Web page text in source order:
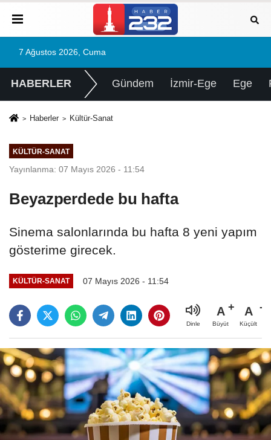
7 Ağustos 2026, Cuma
HABERLER Gündem İzmir-Ege Ege
Haberler Kültür-Sanat
KÜLTÜR-SANAT
Yayınlanma: 07 Mayıs 2026 - 11:54
Beyazperdede bu hafta
Sinema salonlarında bu hafta 8 yeni yapım
gösterime girecek.
KÜLTÜR-SANAT 07 Mayıs 2026 - 11:54
Dinle
A
Büyüt
A
Küçült